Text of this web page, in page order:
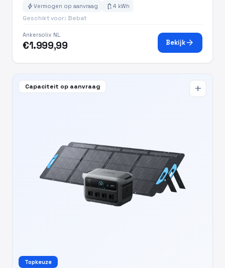
boltVermogen op aanvraag battery_charging_full 4 kWh
Geschikt voor: Bebat
Ankersolix NL
€1.999,99 Bekijkarrow_forward
Capaciteit op aanvraag
Topkeuze
add